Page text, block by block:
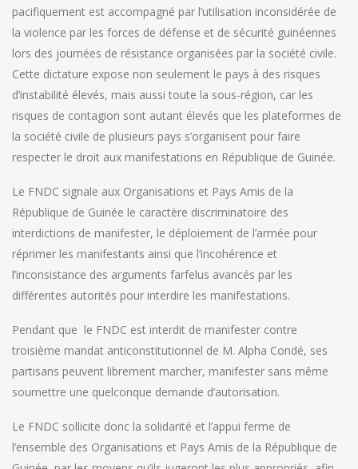
pacifiquement est accompagné par l’utilisation inconsidérée de
la violence par les forces de défense et de sécurité guinéennes
lors des journées de résistance organisées par la société civile.
Cette dictature expose non seulement le pays à des risques
d’instabilité élevés, mais aussi toute la sous-région, car les
risques de contagion sont autant élevés que les plateformes de
la société civile de plusieurs pays s’organisent pour faire
respecter le droit aux manifestations en République de Guinée.
Le FNDC signale aux Organisations et Pays Amis de la
République de Guinée le caractère discriminatoire des
interdictions de manifester, le déploiement de l’armée pour
réprimer les manifestants ainsi que l’incohérence et
l’inconsistance des arguments farfelus avancés par les
différentes autorités pour interdire les manifestations.
Pendant que le FNDC est interdit de manifester contre
troisième mandat anticonstitutionnel de M. Alpha Condé, ses
partisans peuvent librement marcher, manifester sans même
soumettre une quelconque demande d’autorisation.
Le FNDC sollicite donc la solidarité et l’appui ferme de
l’ensemble des Organisations et Pays Amis de la République de